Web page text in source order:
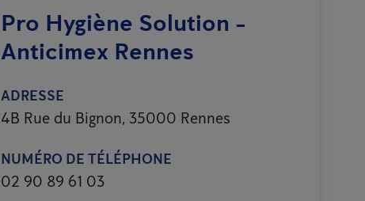
Pro Hygiène Solution -
Anticimex Rennes
ADRESSE
4B Rue du Bignon, 35000 Rennes
NUMÉRO DE TÉLÉPHONE
02 90 89 61 03